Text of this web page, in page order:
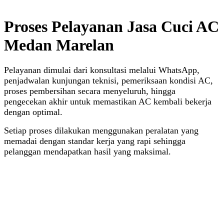
Proses Pelayanan Jasa Cuci AC
Medan Marelan
Pelayanan dimulai dari konsultasi melalui WhatsApp,
penjadwalan kunjungan teknisi, pemeriksaan kondisi AC,
proses pembersihan secara menyeluruh, hingga
pengecekan akhir untuk memastikan AC kembali bekerja
dengan optimal.
Setiap proses dilakukan menggunakan peralatan yang
memadai dengan standar kerja yang rapi sehingga
pelanggan mendapatkan hasil yang maksimal.